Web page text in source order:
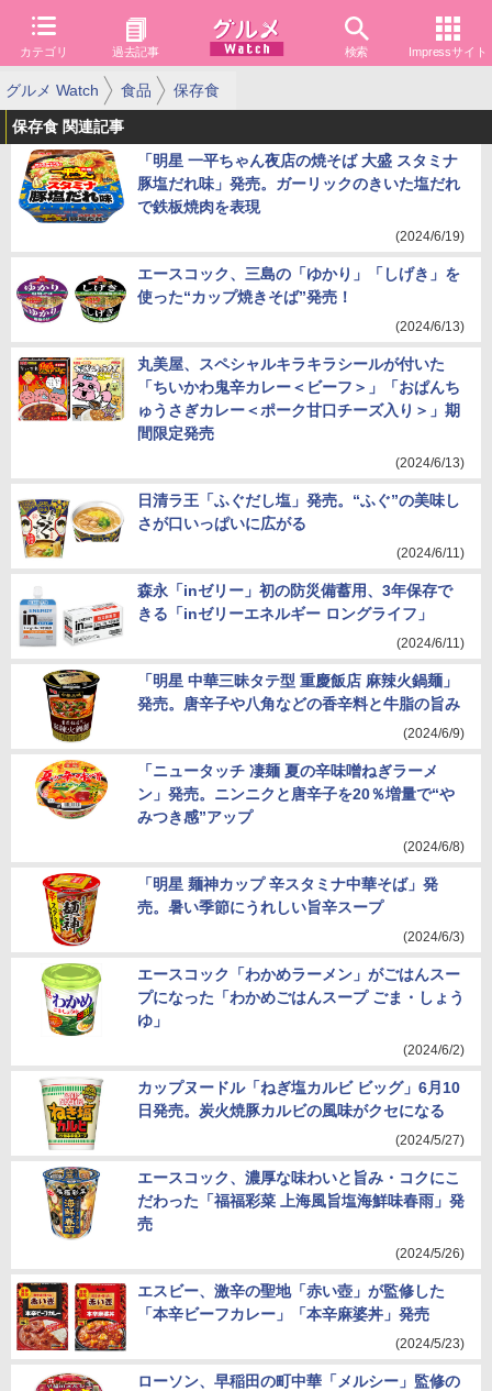
カテゴリ 過去記事 検索 Impressサイト
グルメ Watch 食品 保存食
保存食 関連記事
「明星 一平ちゃん夜店の焼そば 大盛 スタミナ
豚塩だれ味」発売。ガーリックのきいた塩だれ
で鉄板焼肉を表現
(2024/6/19)
エースコック、三島の「ゆかり」「しげき」を
使った“カップ焼きそば”発売！
(2024/6/13)
丸美屋、スペシャルキラキラシールが付いた
「ちいかわ鬼辛カレー＜ビーフ＞」「おぱんち
ゅうさぎカレー＜ポーク甘口チーズ入り＞」期
間限定発売
(2024/6/13)
日清ラ王「ふぐだし塩」発売。“ふぐ”の美味し
さが口いっぱいに広がる
(2024/6/11)
森永「inゼリー」初の防災備蓄用、3年保存で
きる「inゼリーエネルギー ロングライフ」
(2024/6/11)
「明星 中華三昧タテ型 重慶飯店 麻辣火鍋麺」
発売。唐辛子や八角などの香辛料と牛脂の旨み
(2024/6/9)
「ニュータッチ 凄麺 夏の辛味噌ねぎラーメ
ン」発売。ニンニクと唐辛子を20％増量で“や
みつき感”アップ
(2024/6/8)
「明星 麺神カップ 辛スタミナ中華そば」発
売。暑い季節にうれしい旨辛スープ
(2024/6/3)
エースコック「わかめラーメン」がごはんスー
プになった「わかめごはんスープ ごま・しょう
ゆ」
(2024/6/2)
カップヌードル「ねぎ塩カルビ ビッグ」6月10
日発売。炭火焼豚カルビの風味がクセになる
(2024/5/27)
エースコック、濃厚な味わいと旨み・コクにこ
だわった「福福彩菜 上海風旨塩海鮮味春雨」発
売
(2024/5/26)
エスビー、激辛の聖地「赤い壺」が監修した
「本辛ビーフカレー」「本辛麻婆丼」発売
(2024/5/23)
ローソン、早稲田の町中華「メルシー」監修の